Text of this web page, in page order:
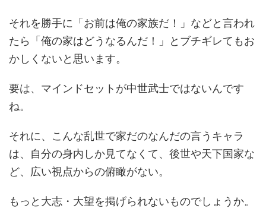
それを勝手に「お前は俺の家族だ！」などと言われ
たら「俺の家はどうなるんだ！」とブチギレてもお
かしくないと思います。
要は、マインドセットが中世武士ではないんです
ね。
それに、こんな乱世で家だのなんだの言うキャラ
は、自分の身内しか見てなくて、後世や天下国家な
ど、広い視点からの俯瞰がない。
もっと大志・大望を掲げられないものでしょうか。